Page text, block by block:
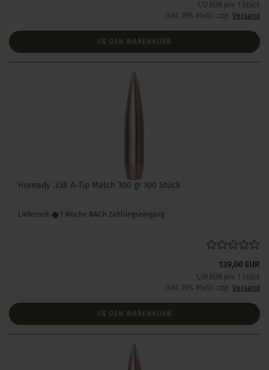
1,12 EUR pro 1 Stück
inkl. 19% MwSt. zzgl. Versand
IN DEN WARENKORB
Hornady .338 A-Tip Match 300 gr 100 Stück
Lieferzeit: 1 Woche NACH Zahlungseingang
139,00 EUR
1,39 EUR pro 1 Stück
inkl. 19% MwSt. zzgl. Versand
IN DEN WARENKORB